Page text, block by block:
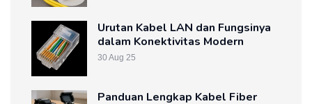
Urutan Kabel LAN dan Fungsinya
dalam Konektivitas Modern
30 Aug 25
Panduan Lengkap Kabel Fiber